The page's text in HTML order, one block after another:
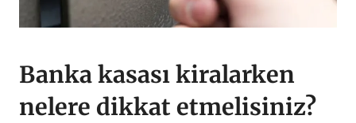
Banka kasası kiralarken
nelere dikkat etmelisiniz?